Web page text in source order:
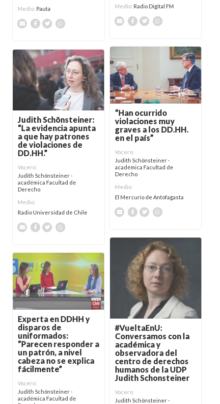
Medio: Radio Digital FM
Medio: Pauta
“Han ocurrido
violaciones muy
graves a los DD.HH.
en el país”
Vocero:
Judith Schönsteiner -
académica Facultad de
Derecho
Medio:
El Mercurio de Antofagasta
Judith Schönsteiner:
“La evidencia apunta
a que hay patrones
de violaciones de
DD.HH.”
Vocero:
Judith Schönsteiner -
académica Facultad de
Derecho
Medio:
Radio Universidad de Chile
#VueltaEnU:
Conversamos con la
académica y
observadora del
centro de derechos
humanos de la UDP
Judith Schonsteiner
Vocero:
Judith Schönsteiner -
Experta en DDHH y
disparos de
uniformados:
“Parecen responder a
un patrón, a nivel
cabeza no se explica
fácilmente”
Vocero:
Judith Schönsteiner -
académica Facultad de